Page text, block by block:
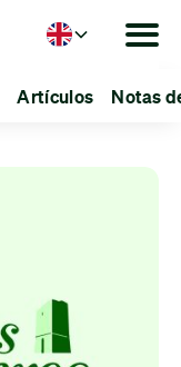
Artículos Notas
Language